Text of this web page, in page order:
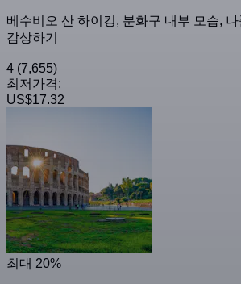
베수비오 산 하이킹, 분화구 내부 모습,
감상하기
4 (7,655)
최저가격:
US$17.32
최대 20%